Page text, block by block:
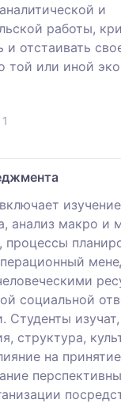
и
работы,
и отстаивать
той или иной
анализ макро и
процессы
социальной
Студенты
структура,
на